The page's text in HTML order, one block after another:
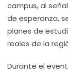
campus, al
de esperanza,
planes de
reales de la
Durante el